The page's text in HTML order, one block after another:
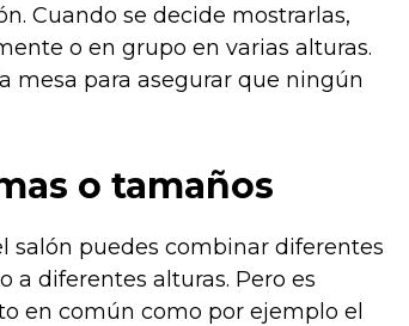
Cuando se decide mostrarlas,
o en grupo en varias alturas.
mesa para asegurar que ningún
o tamaños
salón puedes combinar diferentes
a diferentes alturas. Pero es
en común como por ejemplo el